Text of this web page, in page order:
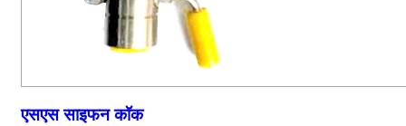
एसएस साइफन कॉक